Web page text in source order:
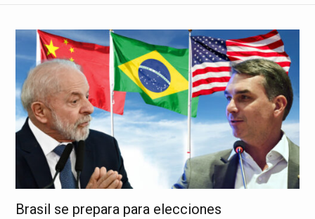
Brasil se prepara para elecciones